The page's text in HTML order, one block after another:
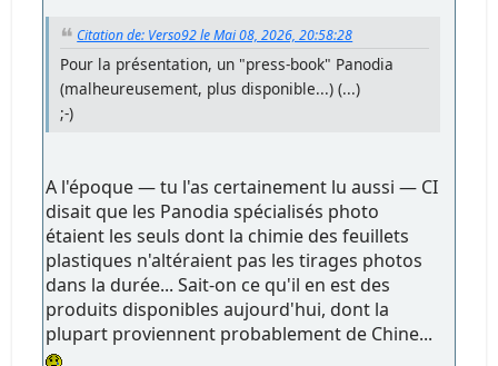
Citation de: Verso92 le Mai 08, 2026, 20:58:28
Pour la présentation, un "press-book" Panodia
(malheureusement, plus disponible...) (...)
;-)
A l'époque — tu l'as certainement lu aussi — CI
disait que les Panodia spécialisés photo
étaient les seuls dont la chimie des feuillets
plastiques n'altéraient pas les tirages photos
dans la durée... Sait-on ce qu'il en est des
produits disponibles aujourd'hui, dont la
plupart proviennent probablement de Chine...